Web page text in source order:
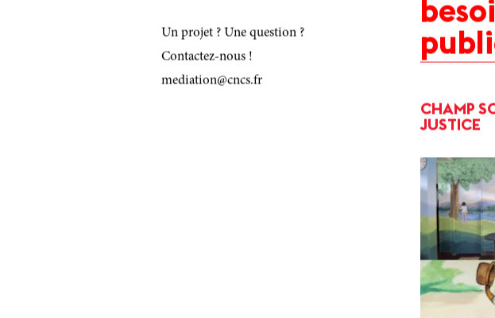
Un projet ? Une question ?
Contactez-nous !
mediation@cncs.fr
CHAMP
JUSTICE